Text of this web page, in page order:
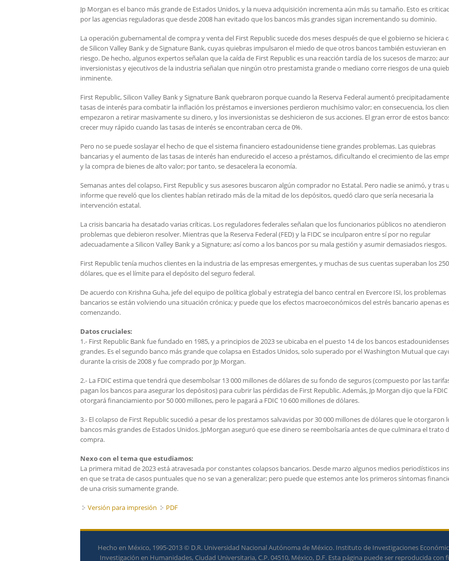
Jp Morgan es el banco más grande de Estados Unidos, y la nueva adquisición incrementa aún más su tamaño. Esto es
por las agencias reguladoras que desde 2008 han evitado que los bancos más grandes sigan incrementando su dominio.
La operación gubernamental de compra y venta del First Republic sucede dos meses después de que el gobierno se hiciera
de Silicon Valley Bank y de Signature Bank, cuyas quiebras impulsaron el miedo de que otros bancos también estuvieran en
riesgo. De hecho, algunos expertos señalan que la caída de First Republic es una reacción tardía de los sucesos de marzo;
inversionistas y ejecutivos de la industria señalan que ningún otro prestamista grande o mediano corre riesgos de una
inminente.
First Republic, Silicon Valley Bank y Signature Bank quebraron porque cuando la Reserva Federal aumentó
tasas de interés para combatir la inflación los préstamos e inversiones perdieron muchísimo valor; en consecuencia, los
empezaron a retirar masivamente su dinero, y los inversionistas se deshicieron de sus acciones. El gran error de estos
crecer muy rápido cuando las tasas de interés se encontraban cerca de 0%.
Pero no se puede soslayar el hecho de que el sistema financiero estadounidense tiene grandes problemas. Las quiebras
bancarias y el aumento de las tasas de interés han endurecido el acceso a préstamos, dificultando el crecimiento de las
y la compra de bienes de alto valor; por tanto, se desacelera la economía.
Semanas antes del colapso, First Republic y sus asesores buscaron algún comprador no Estatal. Pero nadie se animó, y tras
informe que reveló que los clientes habían retirado más de la mitad de los depósitos, quedó claro que sería necesaria la
intervención estatal.
La crisis bancaria ha desatado varias críticas. Los reguladores federales señalan que los funcionarios públicos no atendieron
problemas que debieron resolver. Mientras que la Reserva Federal (FED) y la FIDC se inculparon entre sí por no regular
adecuadamente a Silicon Valley Bank y a Signature; así como a los bancos por su mala gestión y asumir demasiados riesgos.
First Republic tenía muchos clientes en la industria de las empresas emergentes, y muchas de sus cuentas superaban los
dólares, que es el límite para el depósito del seguro federal.
De acuerdo con Krishna Guha, jefe del equipo de política global y estrategia del banco central en Evercore ISI, los problemas
bancarios se están volviendo una situación crónica; y puede que los efectos macroeconómicos del estrés bancario apenas
comenzando.
Datos cruciales:
1.- First Republic Bank fue fundado en 1985, y a principios de 2023 se ubicaba en el puesto 14 de los bancos
grandes. Es el segundo banco más grande que colapsa en Estados Unidos, solo superado por el Washington Mutual que
durante la crisis de 2008 y fue comprado por Jp Morgan.
2.- La FDIC estima que tendrá que desembolsar 13 000 millones de dólares de su fondo de seguros (compuesto por las
pagan los bancos para asegurar los depósitos) para cubrir las pérdidas de First Republic. Además, Jp Morgan dijo que la FDIC
otorgará financiamiento por 50 000 millones, pero le pagará a FDIC 10 600 millones de dólares.
3.- El colapso de First Republic sucedió a pesar de los prestamos salvavidas por 30 000 millones de dólares que le otorgaron
bancos más grandes de Estados Unidos. JpMorgan aseguró que ese dinero se reembolsaría antes de que culminara el trato
compra.
Nexo con el tema que estudiamos:
La primera mitad de 2023 está atravesada por constantes colapsos bancarios. Desde marzo algunos medios periodísticos
en que se trata de casos puntuales que no se van a generalizar; pero puede que estemos ante los primeros síntomas
de una crisis sumamente grande.
Versión para impresión PDF
Hecho en México, 1995-2013 © D.R. Universidad Nacional Autónoma de México. Instituto de Investigaciones
Investigación en Humanidades, Ciudad Universitaria, C.P. 04510, México, D.F. Esta página puede ser reproducida